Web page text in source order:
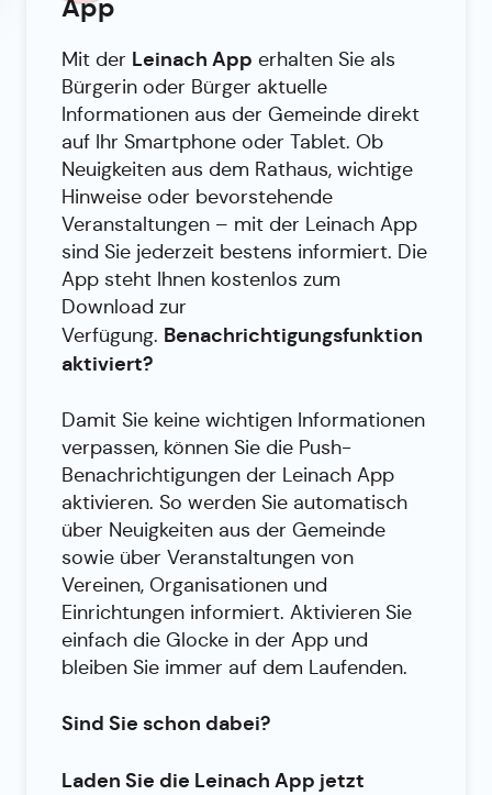
App
Mit der Leinach App erhalten Sie als
Bürgerin oder Bürger aktuelle
Informationen aus der Gemeinde direkt
auf Ihr Smartphone oder Tablet. Ob
Neuigkeiten aus dem Rathaus, wichtige
Hinweise oder bevorstehende
Veranstaltungen – mit der Leinach App
sind Sie jederzeit bestens informiert. Die
App steht Ihnen kostenlos zum
Download zur
Verfügung. Benachrichtigungsfunktion
aktiviert?
Damit Sie keine wichtigen Informationen
verpassen, können Sie die Push-
Benachrichtigungen der Leinach App
aktivieren. So werden Sie automatisch
über Neuigkeiten aus der Gemeinde
sowie über Veranstaltungen von
Vereinen, Organisationen und
Einrichtungen informiert. Aktivieren Sie
einfach die Glocke in der App und
bleiben Sie immer auf dem Laufenden.
Sind Sie schon dabei?
Laden Sie die Leinach App jetzt